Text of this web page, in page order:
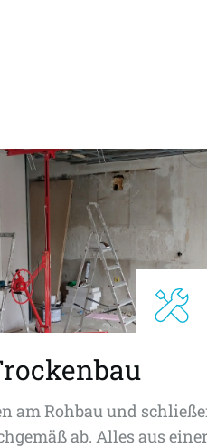
am Rohbau und
ab. Alles aus einer